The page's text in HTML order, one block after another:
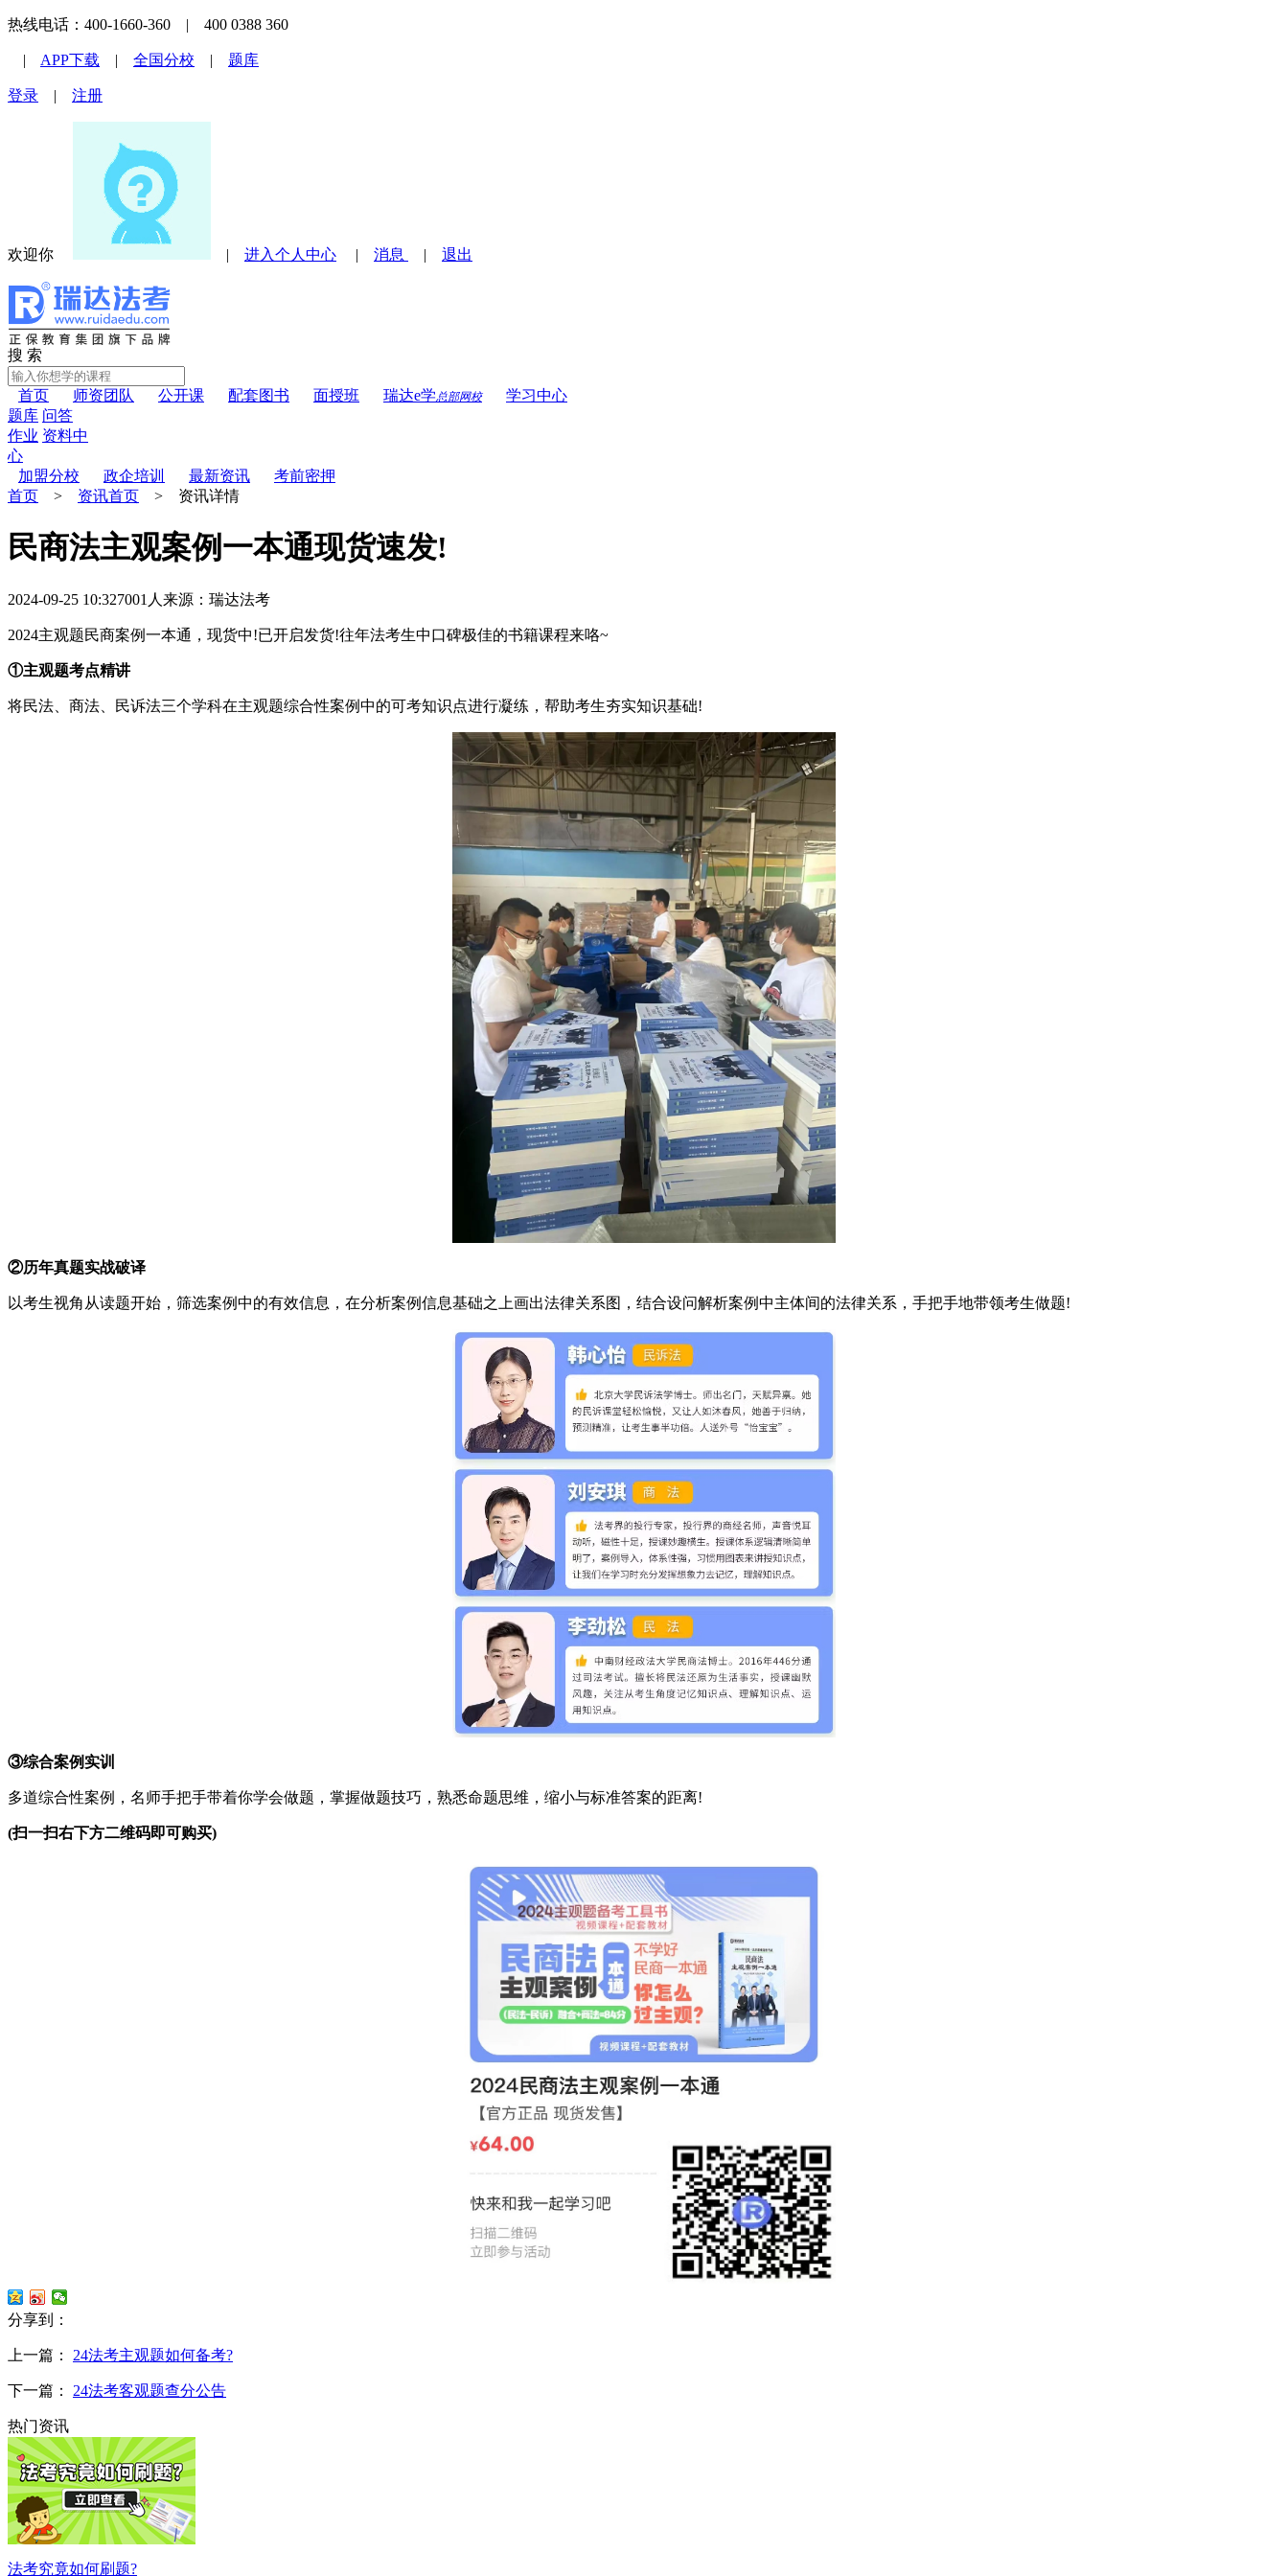
热线电话：400-1660-360 | 400 0388 360
| APP下载 | 全国分校 | 题库
登录 | 注册
欢迎你 | 进入个人中心 | 消息 | 退出
搜 索
首页 师资团队 公开课 配套图书 面授班 瑞达e学总部网校
学习中心
题库 问答
作业 资料中
心
加盟分校
政企培训 最新资讯
考前密押
首页 > 资讯首页 > 资讯详情
民商法主观案例一本通现货速发!
2024-09-25 10:327001人 来源：瑞达法考
2024主观题民商案例一本通，现货中!已开启发货!往年法考生中口碑极佳的书籍课程来咯~
①主观题考点精讲
将民法、商法、民诉法三个学科在主观题综合性案例中的可考知识点进行凝练，帮助考生夯实知识基础!
②历年真题实战破译
以考生视角从读题开始，筛选案例中的有效信息，在分析案例信息基础之上画出法律关系图，结合设问解析案例中主体间的法律关系，手把手地带领考生做题!
③综合案例实训
多道综合性案例，名师手把手带着你学会做题，掌握做题技巧，熟悉命题思维，缩小与标准答案的距离!
(扫一扫右下方二维码即可购买)
分享到：
上一篇： 24法考主观题如何备考?
下一篇： 24法考客观题查分公告
热门资讯
法考究竟如何刷题?